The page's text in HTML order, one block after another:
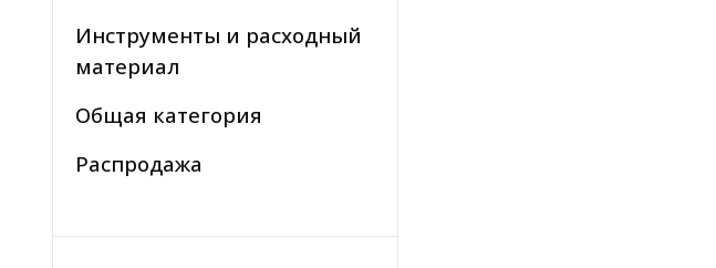
Инструменты и расходный
материал
Общая категория
Распродажа